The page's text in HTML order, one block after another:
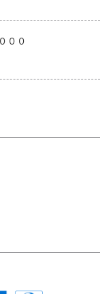
００